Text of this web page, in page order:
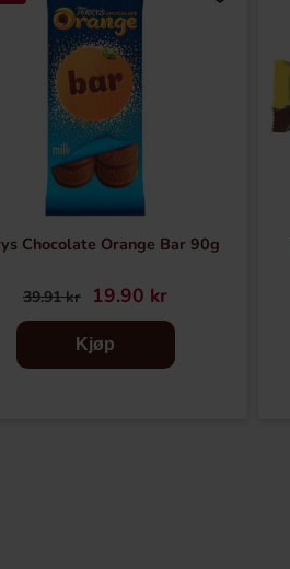
Chocolate Orange Bar 90g
39.91 kr 19.90 kr
Kjøp